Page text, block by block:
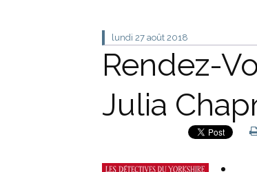
lundi 27 août 2018
Rendez-
Julia